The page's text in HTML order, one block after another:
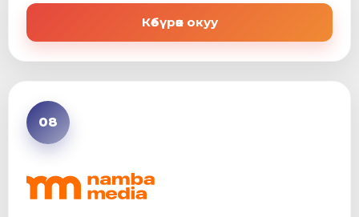
Көбүрөөк окуу
08